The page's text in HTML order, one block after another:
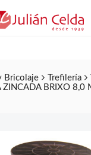
Bricolaje Trefilería
ZINCADA BRIXO 8,0